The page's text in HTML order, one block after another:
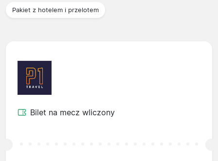
Pakiet z hotelem i przelotem
Bilet na mecz wliczony